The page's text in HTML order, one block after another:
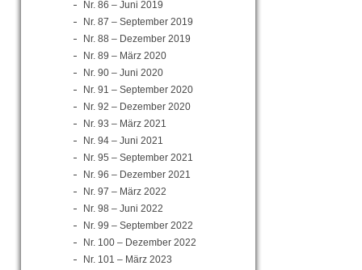
Nr. 86 – Juni 2019
Nr. 87 – September 2019
Nr. 88 – Dezember 2019
Nr. 89 – März 2020
Nr. 90 – Juni 2020
Nr. 91 – September 2020
Nr. 92 – Dezember 2020
Nr. 93 – März 2021
Nr. 94 – Juni 2021
Nr. 95 – September 2021
Nr. 96 – Dezember 2021
Nr. 97 – März 2022
Nr. 98 – Juni 2022
Nr. 99 – September 2022
Nr. 100 – Dezember 2022
Nr. 101 – März 2023